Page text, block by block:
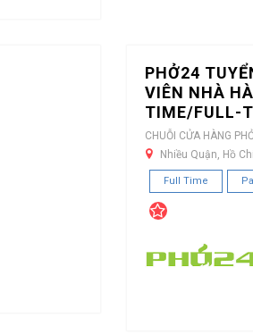
PHỞ24
VIÊN NHÀ
TIME/FULL-
CHUỖI CỬA HÀNG
Nhiều Quận, Hồ
Full Time